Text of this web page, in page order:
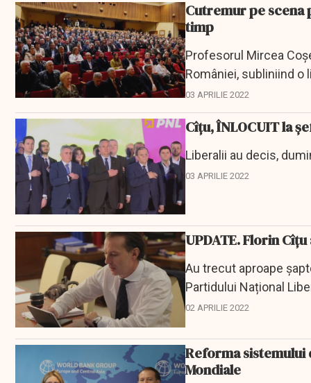
Cutremur pe scena
timp
Profesorul Mircea
României, subliniind o
03 APRILIE 2022
Cîţu, ÎNLOCUIT la
Liberalii au decis,
03 APRILIE 2022
UPDATE. Florin
Au trecut aproape
Partidului Național
02 APRILIE 2022
Reforma
Mondiale